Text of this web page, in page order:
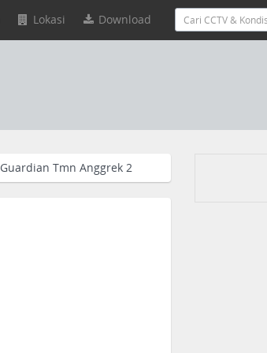
Lokasi Download
Guardian Tmn Anggrek 2